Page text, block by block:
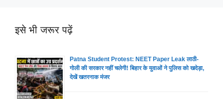
इसे भी जरूर पढ़ें
Patna Student Protest: NEET Paper Leak लाठी-
गोली की सरकार नहीं चलेगी! बिहार के युवाओं ने पुलिस को खदेड़ा,
देखें खतरनाक मंजर